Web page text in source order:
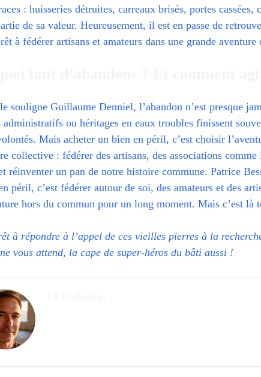
: huisseries détruites, carreaux brisés, portes cassées,
de sa valeur. Heureusement, il est en passe de
à fédérer artisans et amateurs dans une grande aventure
souligne Guillaume Denniel, l’abandon n’est presque
administratifs ou héritages en eaux troubles finissent
Mais acheter un bien en péril, c’est choisir
collective : fédérer des artisans, des associations comme
réinventer un pan de notre histoire commune. Patrice
péril, c’est fédérer autour de soi, des amateurs et des
hors du commun pour un long moment. Mais c’est là
à répondre à l’appel de ces vieilles pierres à la
vous attend, la cape de super-héros du bâti aussi !